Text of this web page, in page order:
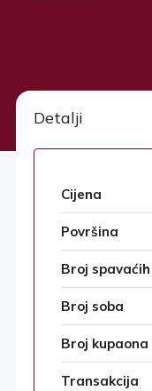
Detalji
Cijena
Površina
Broj
Broj soba
Broj kupaona
Transakcija